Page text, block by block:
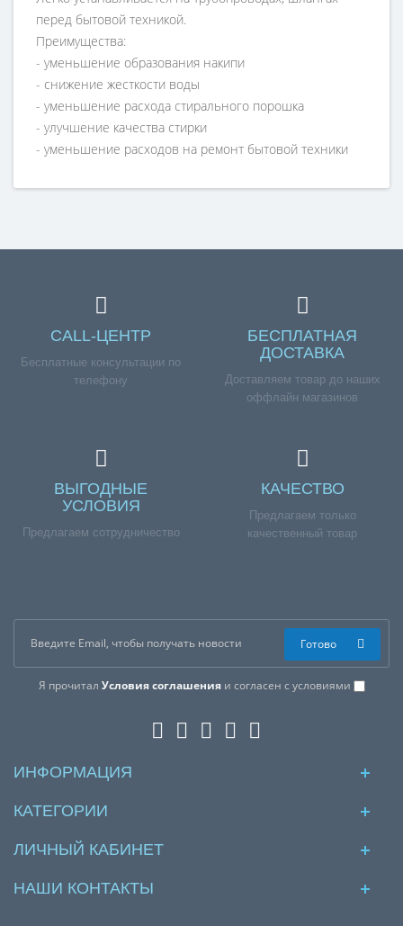
перед бытовой техникой.
Преимущества:
- уменьшение образования накипи
- снижение жесткости воды
- уменьшение расхода стирального порошка
- улучшение качества стирки
- уменьшение расходов на ремонт бытовой техники
рабочая температура, °С до 40
2 (3 дюйма) F50119-2», но у вас возникли сложности
соформлением заказа, обращайтесь к нашим
менеджерам по номеру телефона +7 (960) 579-09-09.
CALL-ЦЕНТР
Бесплатные консультации по
телефону
БЕСПЛАТНАЯ
ДОСТАВКА
Доставляем товар до наших
оффлайн магазинов
ВЫГОДНЫЕ
УСЛОВИЯ
Предлагаем сотрудничество
КАЧЕСТВО
Предлагаем только
качественный товар
Я прочитал Условия соглашенияи согласен с условиями
Готово
ИНФОРМАЦИЯ
КАТЕГОРИИ
ЛИЧНЫЙ КАБИНЕТ
НАШИ КОНТАКТЫ